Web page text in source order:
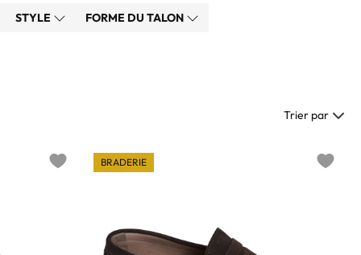
STYLE
FORME DU TALON
Trier par
BRADERIE